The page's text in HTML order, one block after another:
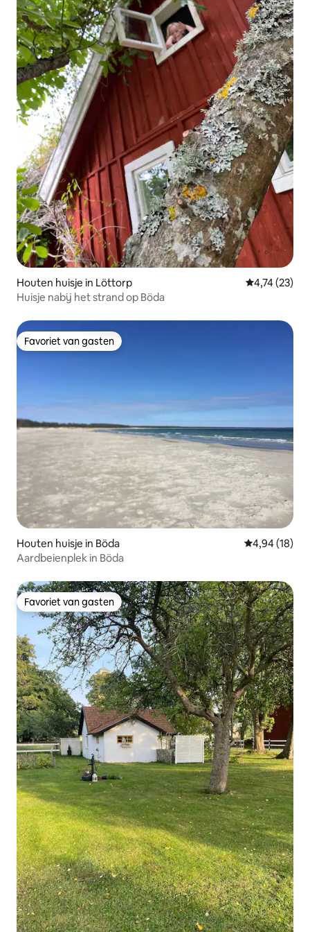
Houten huisje in Löttorp Gemiddelde
4,74 (23)
Huisje nabij het strand op Böda
Favoriet van gasten
Favoriet van gasten
Houten huisje in Böda Gemiddelde
4,94 (18)
Aardbeienplek in Böda
Favoriet van gasten
Favoriet van gasten